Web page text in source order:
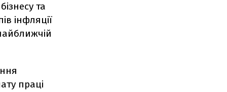
та
інфляції
праці